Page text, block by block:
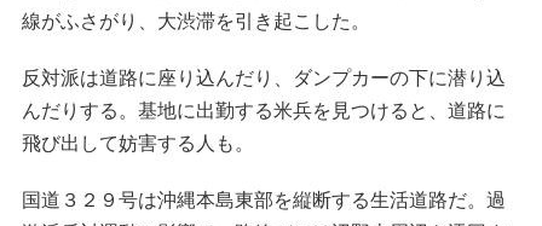
線がふさがり、大渋滞を引き起こした。
反対派は道路に座り込んだり、ダンプカーの下に潜り込
んだりする。基地に出勤する米兵を見つけると、道路に
飛び出して妨害する人も。
国道３２９号は沖縄本島東部を縦断する生活道路だ。過